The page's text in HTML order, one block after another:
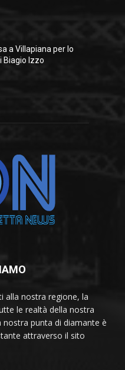
a Villapiana per lo
Biagio Izzo
alla nostra regione, la
le realtà della nostra
punta di diamante è
attraverso il sito